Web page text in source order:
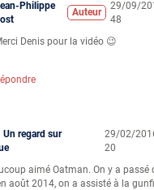
Philippe
Auteur
29/09/
48
Denis pour la vidéo 😉
Un regard sur
29/02/
20
aimé Oatman. On y a passé
août 2014, on a assisté à la